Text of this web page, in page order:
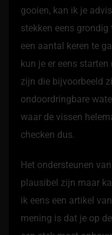
gooien, kan ik je
stekken eens
een aantal keren te
kun je er eens
zijn die bijvoorbeeld
ondoordringbare
waar de vissen
checken dus.
Het ondersteunen
plausibel zijn maar
ik eens een artikel
mening is dat je op